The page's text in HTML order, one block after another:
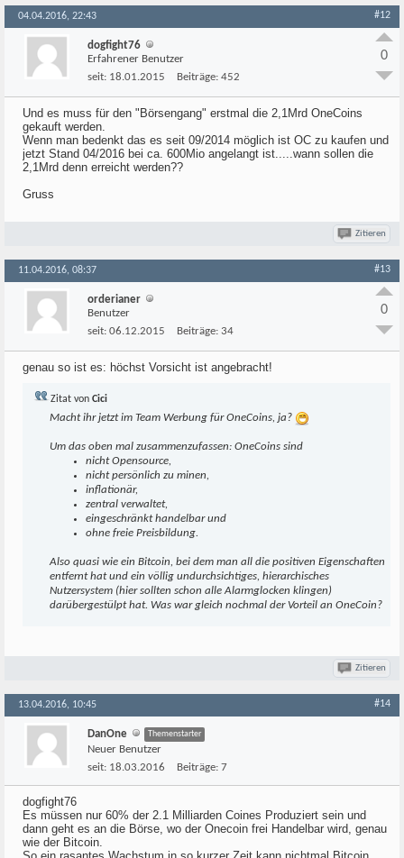
04.04.2016, 22:43 #12
dogfight76
Erfahrener Benutzer
seit: 18.01.2015 Beiträge: 452
0
Und es muss für den "Börsengang" erstmal die 2,1Mrd OneCoins
gekauft werden.
Wenn man bedenkt das es seit 09/2014 möglich ist OC zu kaufen und
jetzt Stand 04/2016 bei ca. 600Mio angelangt ist.....wann sollen die
2,1Mrd denn erreicht werden??
Gruss
Zitieren
11.04.2016, 08:37 #13
orderianer
Benutzer
seit: 06.12.2015 Beiträge: 34
0
genau so ist es: höchst Vorsicht ist angebracht!
Zitat von Cici
Macht ihr jetzt im Team Werbung für OneCoins, ja?
Um das oben mal zusammenzufassen: OneCoins sind
nicht Opensource,
nicht persönlich zu minen,
inflationär,
zentral verwaltet,
eingeschränkt handelbar und
ohne freie Preisbildung.
Also quasi wie ein Bitcoin, bei dem man all die positiven Eigenschaften
entfernt hat und ein völlig undurchsichtiges, hierarchisches
Nutzersystem (hier sollten schon alle Alarmglocken klingen)
darübergestülpt hat. Was war gleich nochmal der Vorteil an OneCoin?
Zitieren
13.04.2016, 10:45 #14
DanOne Themenstarter
Neuer Benutzer
seit: 18.03.2016 Beiträge: 7
dogfight76
Es müssen nur 60% der 2.1 Milliarden Coines Produziert sein und
dann geht es an die Börse, wo der Onecoin frei Handelbar wird, genau
wie der Bitcoin.